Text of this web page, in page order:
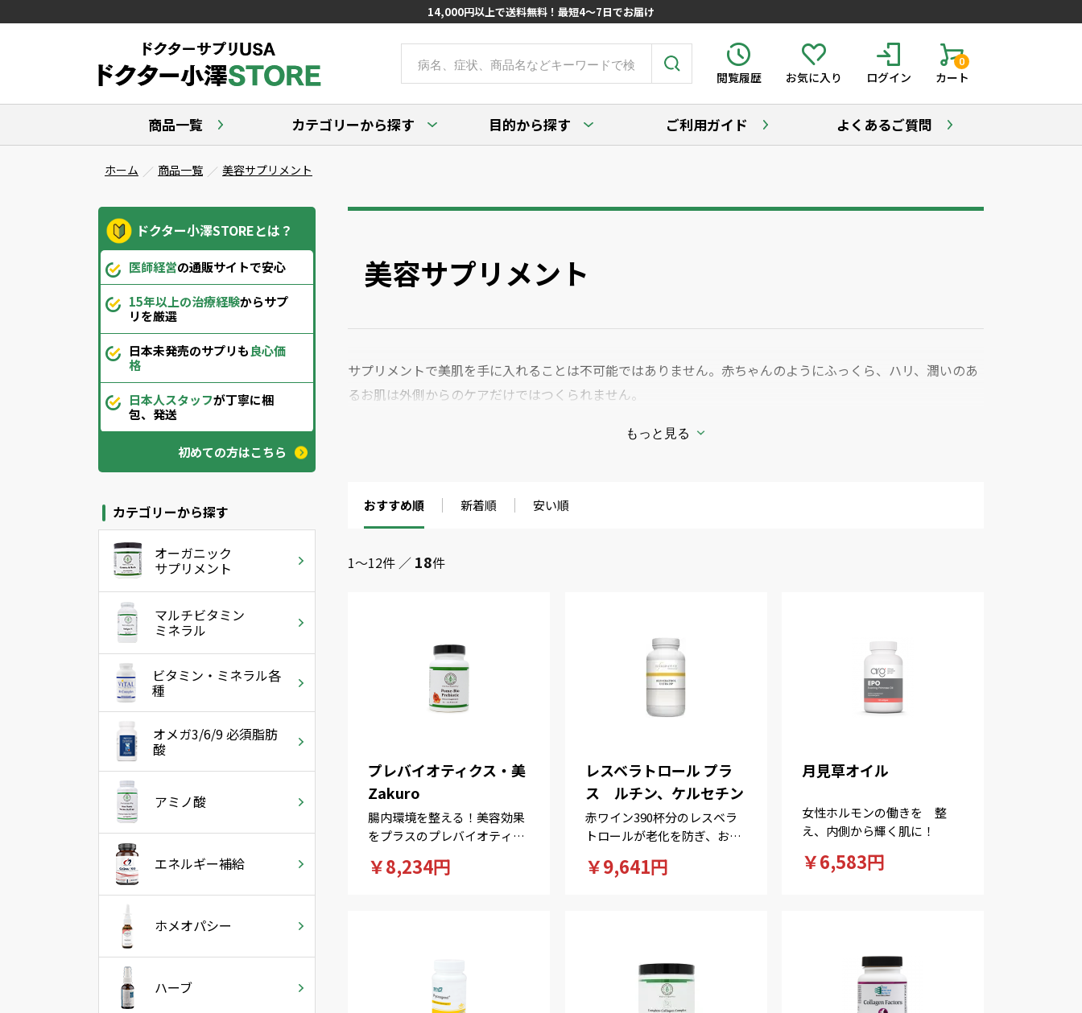
14,000円以上で送料無料！最短4～7日でお届け
閲覧履歴 お気に入り ログイン
0
カート
商品一覧 カテゴリーから探す 目的から探す ご利用ガイド よくあるご質問
ホーム 商品一覧 美容サプリメント
ドクター小澤STOREとは？
医師経営の通販サイトで安心
15年以上の治療経験からサプ
リを厳選
日本未発売のサプリも 良心価
格
日本人スタッフが丁寧に梱
包、発送
初めての方はこちら
カテゴリーから探す
オーガニック
サプリメント
マルチビタミン
ミネラル
ビタミン・ミネラル各
種
オメガ3/6/9 必須脂肪
酸
アミノ酸
エネルギー補給
ホメオパシー
ハーブ
美容サプリメント
サプリメントで美肌を手に入れることは不可能ではありません。赤ちゃんのようにふっくら、ハリ、潤いのあ
るお肌は外側からのケアだけではつくられません。
・皮膚の内側にある基底細胞に潤いのもととなる栄養を与えてあげる。
└月見草サプリメント、オメガ３、ビタミンEなど
・弾力のある肌を目指すにはコラーゲンの生成を促す。
これらの基本となる美肌サプリメントに加えて活性酸素の影響や、細胞の老化を防ぐサプリメントなど、目的
別にサプリメントを摂取することで、美しく健康な肌を手にいれることができます。また、正常な細胞が生ま
れやすくなるよう、ストレスや睡眠不足など生活習慣にも気をつけましょう。
もっと見る
おすすめ順 新着順 安い順
1～12件 ／ 18件
プレバイオティクス・美
Zakuro
腸内環境を整える！美容効果
をプラスのプレバイオティク
￥8,234円
レスベラトロール プラ
ス ルチン、ケルセチン
赤ワイン390杯分のレスベラ
トロールが老化を防ぎ、お肌
￥9,641円
月見草オイル
女性ホルモンの働きを 整
え、内側から輝く肌に！
￥6,583円